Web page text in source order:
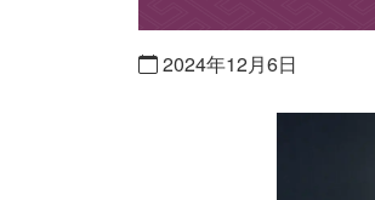
2024年12月6日